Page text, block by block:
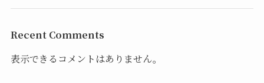
Recent Comments
表示できるコメントはありません。